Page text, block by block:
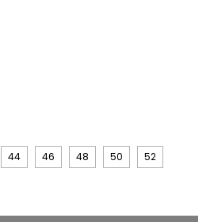
44 46 48 50 52